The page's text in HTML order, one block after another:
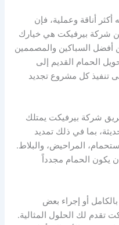
أناقة وعملية، فإن
شركة بيرفيكت هي خيارك
أفضل السباكين والمصممين
الحمام القديم إلى
تنفيذ كل مشروع تجديد
شركة بيرفيكت يمتلك
بما في ذلك تمديد
المراحيض، والبلاط.
يكون الحمام مجدداً
أو إجراء بعض
تقدم لك الحلول المثالية.